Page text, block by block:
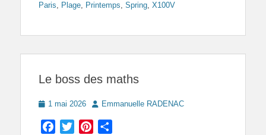
Paris, Plage, Printemps, Spring, X100V
Le boss des maths
Posted
1 mai 2026 AuthorEmmanuelle RADENAC
Facebook
TwitterPinterest